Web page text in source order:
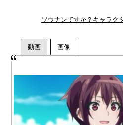
ソウナンですか？キャラク